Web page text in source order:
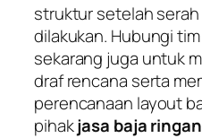
struktur setelah
dilakukan. Hubungi
sekarang juga untuk
draf rencana serta
perencanaan layout
pihakjasa baja ringan